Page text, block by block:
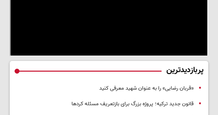
پربازدیدترین
«قربان رضایی» را به عنوان شهید معرفی کنید
قانون جدید ترکیه؛ پروژه بزرگ‌ برای بازتعریف مسئله کردها